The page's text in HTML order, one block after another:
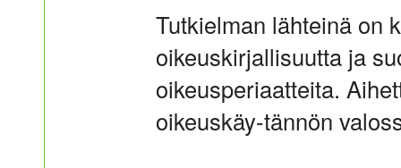
Tutkielman lähteinä on
oikeuskirjallisuutta ja
oikeusperiaatteita.
oikeuskäy-tännön